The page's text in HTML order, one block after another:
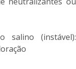
salino (instável):